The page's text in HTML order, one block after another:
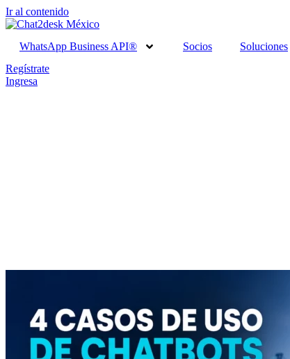
Ir al contenido
WhatsApp Business API® Socios Soluciones
Regístrate
Ingresa